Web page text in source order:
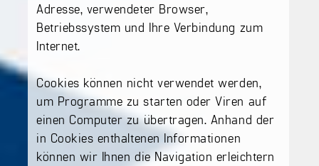
Adresse, verwendeter Browser,
Betriebssystem und Ihre Verbindung zum
Internet.
Cookies können nicht verwendet werden,
um Programme zu starten oder Viren auf
einen Computer zu übertragen. Anhand der
in Cookies enthaltenen Informationen
können wir Ihnen die Navigation erleichtern